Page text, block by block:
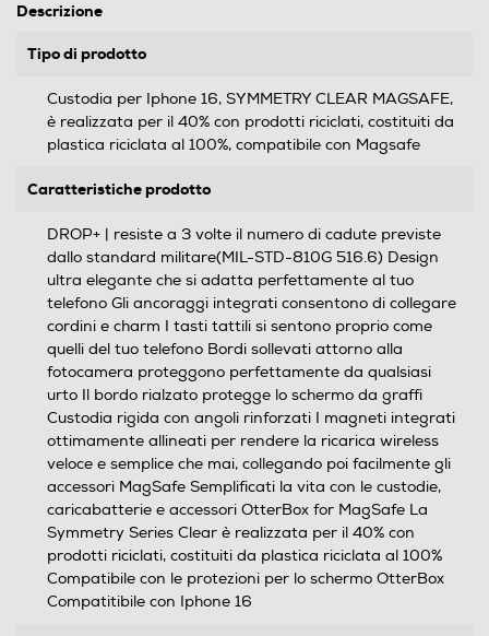
Descrizione
Tipo di prodotto
Custodia per Iphone 16, SYMMETRY CLEAR MAGSAFE,
è realizzata per il 40% con prodotti riciclati, costituiti da
plastica riciclata al 100%, compatibile con Magsafe
Caratteristiche prodotto
DROP+ | resiste a 3 volte il numero di cadute previste
dallo standard militare(MIL-STD-810G 516.6) Design
ultra elegante che si adatta perfettamente al tuo
telefono Gli ancoraggi integrati consentono di collegare
cordini e charm I tasti tattili si sentono proprio come
quelli del tuo telefono Bordi sollevati attorno alla
fotocamera proteggono perfettamente da qualsiasi
urto Il bordo rialzato protegge lo schermo da graffi
Custodia rigida con angoli rinforzati I magneti integrati
ottimamente allineati per rendere la ricarica wireless
veloce e semplice che mai, collegando poi facilmente gli
accessori MagSafe Semplificati la vita con le custodie,
caricabatterie e accessori OtterBox for MagSafe La
Symmetry Series Clear è realizzata per il 40% con
prodotti riciclati, costituiti da plastica riciclata al 100%
Compatibile con le protezioni per lo schermo OtterBox
Compatitibile con Iphone 16